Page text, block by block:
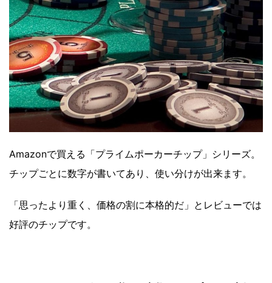
Amazonで買える「プライムポーカーチップ」シリーズ。
チップごとに数字が書いてあり、使い分けが出来ます。
「思ったより重く、価格の割に本格的だ」とレビューでは
好評のチップです。